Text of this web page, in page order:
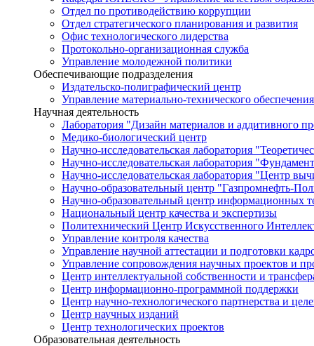
Отдел по противодействию коррупции
Отдел стратегического планирования и развития
Офис технологического лидерства
Протокольно-организационная служба
Управление молодежной политики
Обеспечивающие подразделения
Издательско-полиграфический центр
Управление материально-технического обеспечения
Научная деятельность
Лаборатория "Дизайн материалов и аддитивного
Медико-биологический центр
Научно-исследовательская лаборатория
Научно-исследовательская лаборатория
Научно-исследовательская лаборатория "Центр
Научно-образовательный центр "Газпромнефть-
Научно-образовательный центр информационных
Национальный центр качества и экспертизы
Политехнический Центр Искусственного
Управление контроля качества
Управление научной аттестации и подготовки
Управление сопровождения научных проектов и
Центр интеллектуальной собственности и
Центр информационно-программной поддержки
Центр научно-технологического партнерства и
Центр научных изданий
Центр технологических проектов
Образовательная деятельность